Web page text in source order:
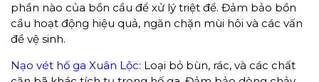
phần nào của bồn cầu để xử lý triệt để. Đảm bảo bồn
cầu hoạt động hiệu quả, ngăn chặn mùi hôi và các vấn
đề vệ sinh.
Nạo vét hố ga Xuân Lộc: Loại bỏ bùn, rác, và các chất